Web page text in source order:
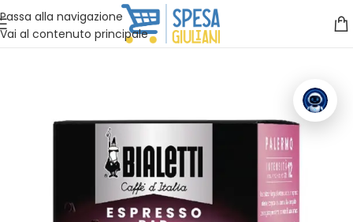
Passa alla navigazione
Vai al contenuto principale
Vuoi assistenza?Clicca qui e ti richiamiamo noi